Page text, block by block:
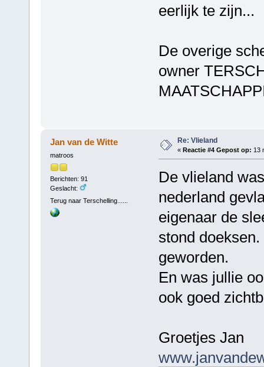
eerlijk te zijn...
De overige
owner
Jan van de Witte
matroos
Berichten: 91
Geslacht:
Terug naar Terschelling......
Re: Vlieland
« Reactie #4 Gepost op: 13
De vlieland
nederland
eigenaar de
stond
geworden.
En was jullie
ook goed
Groetjes Jan